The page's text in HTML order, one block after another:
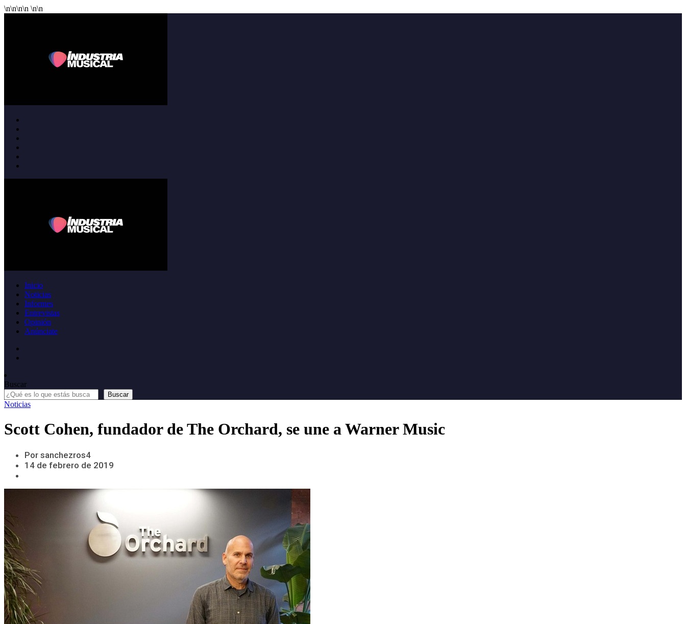
\n\n\n\n \n\n
Inicio
Noticias
Informes
Entrevistas
Opinión
Anúnciate
Buscar
Buscar
Noticias
Scott Cohen, fundador de The Orchard, se une a Warner Music
Por sanchezros4
14 de febrero de 2019